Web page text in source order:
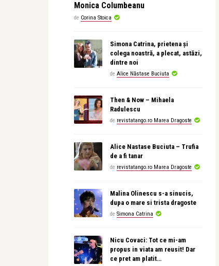
Monica Columbeanu
de Corina Stoica
Simona Catrina, prietena și
colega noastră, a plecat, astăzi,
dintre noi
de Alice Năstase Buciuta
Then & Now – Mihaela
Radulescu
de revistatango.ro Marea Dragoste
Alice Nastase Buciuta – Trufia
de a fi tanar
de revistatango.ro Marea Dragoste
Malina Olinescu s-a sinucis,
dupa o mare si trista dragoste
de Simona Catrina
Nicu Covaci: Tot ce mi-am
propus in viata am reusit! Dar
ce pret am platit…